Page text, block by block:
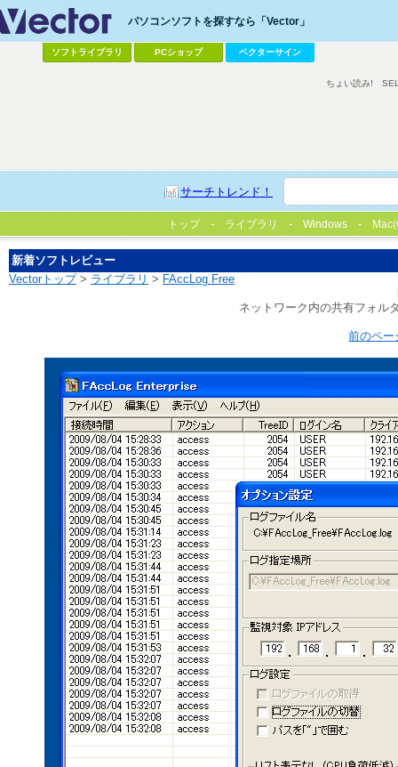
パソコンソフトを探すなら「Vector」
ソフトライブラリ PCショップ ベクターサイン
サーチトレンド！
ちょい読み!
トップ ライブラリ Windows
新着ソフトレビュー
Vectorトップ> ライブラリ > FAccLog Free
ネットワーク内の共有フォル
前のペー